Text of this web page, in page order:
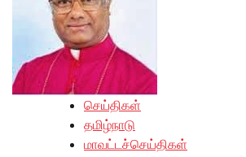
செய்திகள்
தமிழ்நாடு
மாவட்டச்செய்திகள்